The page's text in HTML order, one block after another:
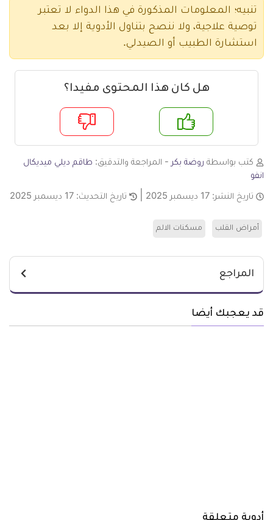
تنبيه؛ المعلومات المذكورة في هذا الدواء لا تعتبر
توصية علاجية، ولا ننصح بتناول الأدوية إلا بعد
استشارة الطبيب أو الصيدلي.
هل كان هذا المحتوى مفيدا؟
لا
كتب بواسطة روضة بكر - المراجعة والتدقيق: طاقم ديلي ميديكال
انفو
تاريخ النشر: 17 ديسمبر 2025 تاريخ التحديث: 17 ديسمبر 2025
أمراض القلب مسكنات الالم
المراجع
قد يعجبك أيضا